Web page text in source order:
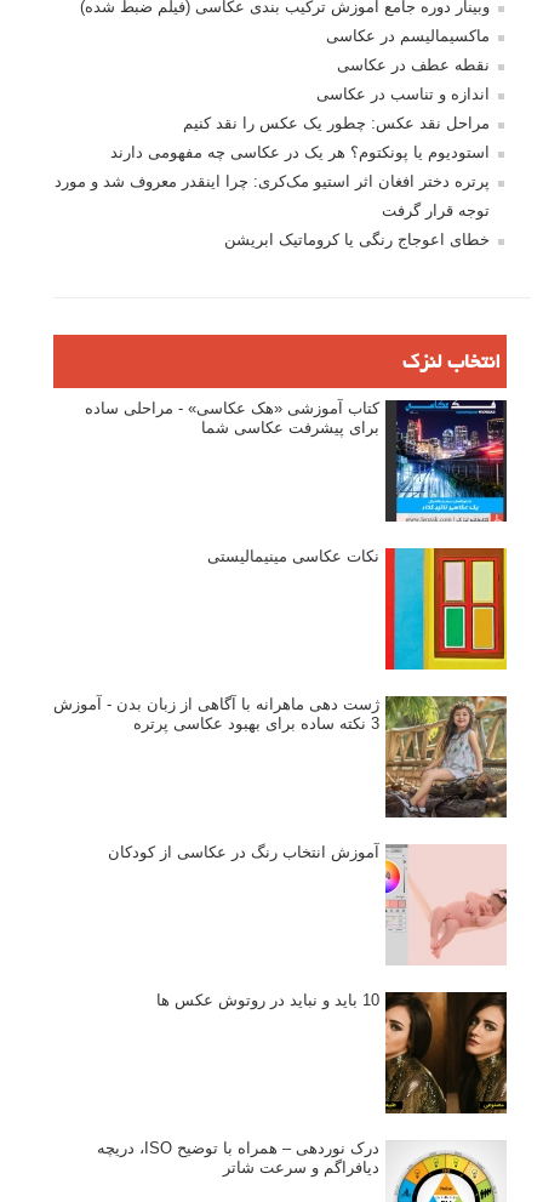
وبینار دوره جامع آموزش ترکیب بندی عکاسی (فیلم ضبط شده)
ماکسیمالیسم در عکاسی
نقطه عطف در عکاسی
اندازه و تناسب در عکاسی
مراحل نقد عکس: چطور یک عکس را نقد کنیم
استودیوم یا پونکتوم؟ هر یک در عکاسی چه مفهومی دارند
پرتره دختر افغان اثر استیو مک‌کری: چرا اینقدر معروف شد و مورد
توجه قرار گرفت
خطای اعوجاج رنگی یا کروماتیک ابریشن
انتخاب لنزک
کتاب آموزشی «هک عکاسی» - مراحلی ساده
برای پیشرفت عکاسی شما
نکات عکاسی مینیمالیستی
ژست دهی ماهرانه با آگاهی از زبان بدن - آموزش
3 نکته ساده برای بهبود عکاسی پرتره
آموزش انتخاب رنگ در عکاسی از کودکان
10 باید و نباید در روتوش عکس ها
درک نوردهی – همراه با توضیح ISO، دریچه
دیافراگم و سرعت شاتر